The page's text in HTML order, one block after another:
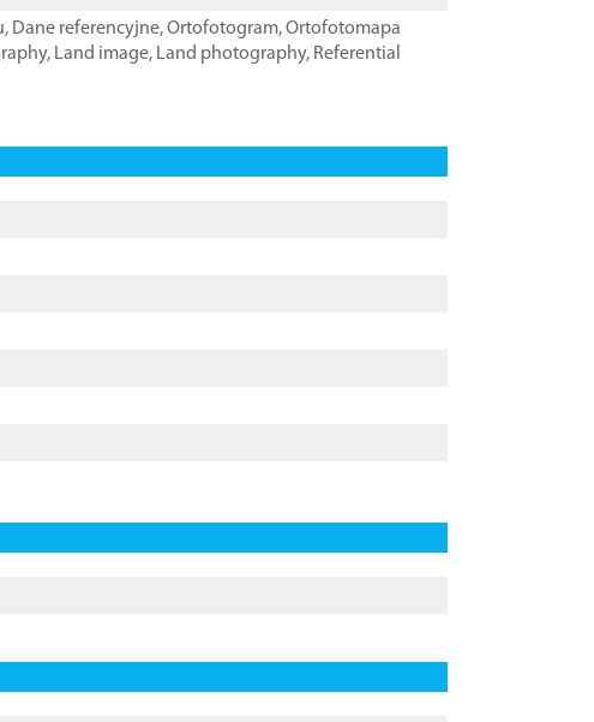
, Dane referencyjne,Ortofotogram,Ortofotomapa
, Land image, Land photography, Referential